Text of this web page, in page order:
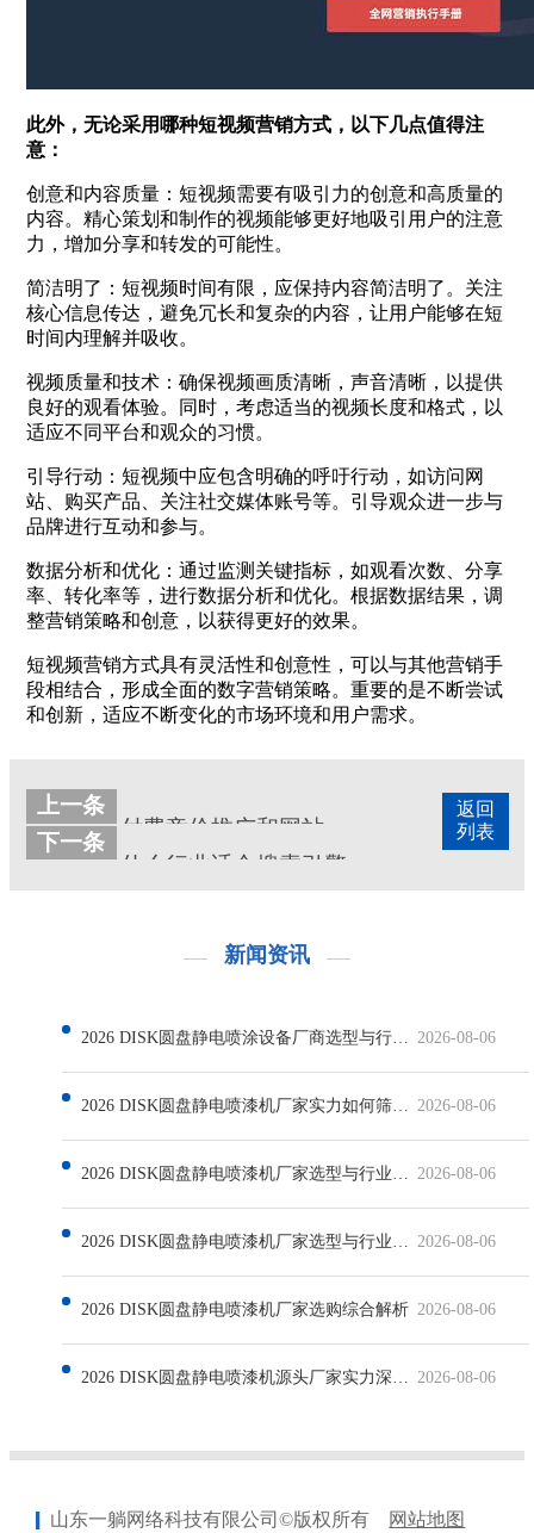
此外，无论采用哪种短视频营销方式，以下几点值得注
意：
创意和内容质量：短视频需要有吸引力的创意和高质量的
内容。精心策划和制作的视频能够更好地吸引用户的注意
力，增加分享和转发的可能性。
简洁明了：短视频时间有限，应保持内容简洁明了。关注
核心信息传达，避免冗长和复杂的内容，让用户能够在短
时间内理解并吸收。
视频质量和技术：确保视频画质清晰，声音清晰，以提供
良好的观看体验。同时，考虑适当的视频长度和格式，以
适应不同平台和观众的习惯。
引导行动：短视频中应包含明确的呼吁行动，如访问网
站、购买产品、关注社交媒体账号等。引导观众进一步与
品牌进行互动和参与。
数据分析和优化：通过监测关键指标，如观看次数、分享
率、转化率等，进行数据分析和优化。根据数据结果，调
整营销策略和创意，以获得更好的效果。
短视频营销方式具有灵活性和创意性，可以与其他营销手
段相结合，形成全面的数字营销策略。重要的是不断尝试
和创新，适应不断变化的市场环境和用户需求。
返回
列表
上一条
下一条
新闻资讯
2026-08-06
2026-08-06
2026-08-06
2026-08-06
2026 DISK圆盘静电喷漆机厂家选购综合解析 2026-08-06
2026-08-06
山东一躺网络科技有限公司©版权所有 网站地图